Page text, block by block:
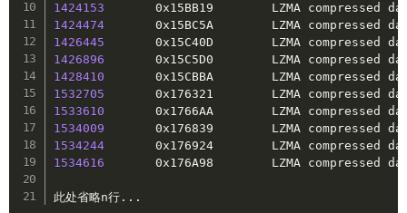
1424153
0x15BB19        LZMA compressed
1424474
0x15BC5A        LZMA compressed
1426445
0x15C40D        LZMA compressed
1426896
0x15C5D0        LZMA compressed
1428410
0x15CBBA        LZMA compressed
1532705
0x176321        LZMA compressed
1533610
0x1766AA        LZMA compressed
1534009
0x176839        LZMA compressed
1534244
0x176924        LZMA compressed
1534616
0x176A98        LZMA compressed
此处省略n行 .. .